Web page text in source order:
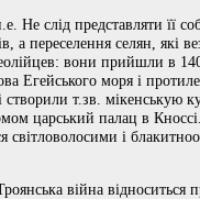
Не слід представляти її
переселення селян, які
вони прийшли в
Егейського моря і
т.зв. мікенськую
царський палац в
світловолосими і
війна відноситься